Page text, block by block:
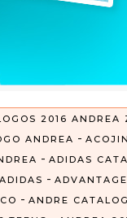
2016 ANDREA
ANDREA -
- ADIDAS
-
- ANDRE